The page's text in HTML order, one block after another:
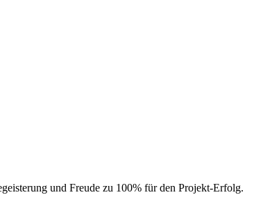
und Freude zu 100% für den Projekt-Erfolg.